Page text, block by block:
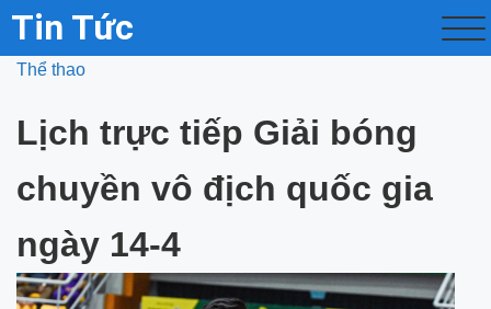
Tin Tức
Thể thao
Lịch trực tiếp Giải bóng
chuyền vô địch quốc gia
ngày 14-4